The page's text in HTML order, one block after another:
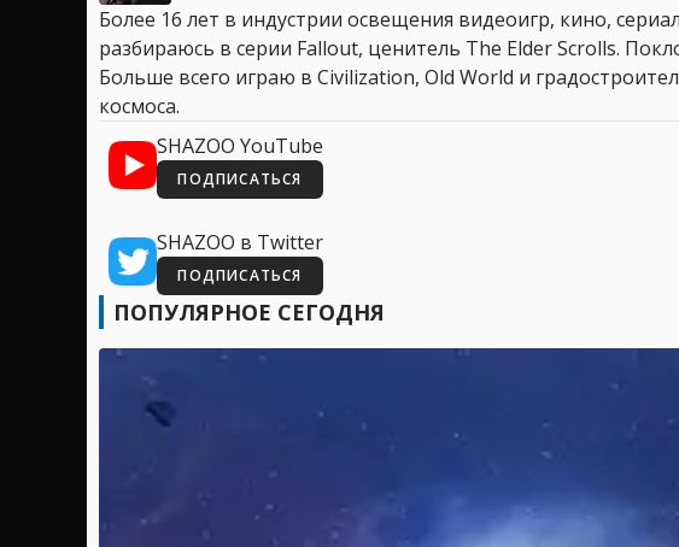
Более 16 лет в индустрии освещения видеоигр, кино,
разбираюсь в серии Fallout, ценитель The Elder Scrolls.
Больше всего играю в Civilization, Old World и
космоса.
SHAZOO YouTube
ПОДПИСАТЬСЯ
SHAZOO в Twitter
ПОДПИСАТЬСЯ
ПОПУЛЯРНОЕ СЕГОДНЯ